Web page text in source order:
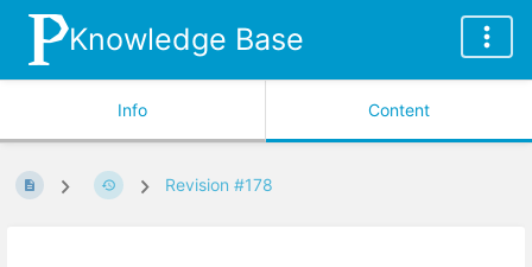
Knowledge Base
Info Content
Revision #178